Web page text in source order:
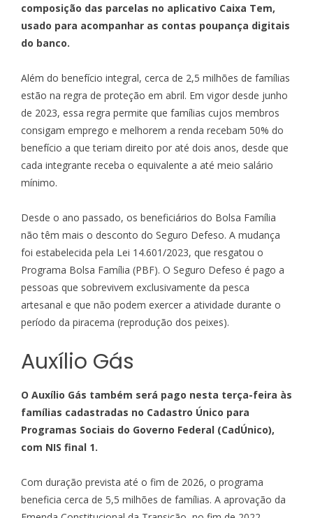
composição das parcelas no aplicativo Caixa Tem,
usado para acompanhar as contas poupança digitais
do banco.
Além do benefício integral, cerca de 2,5 milhões de famílias
estão na regra de proteção em abril. Em vigor desde junho
de 2023, essa regra permite que famílias cujos membros
consigam emprego e melhorem a renda recebam 50% do
benefício a que teriam direito por até dois anos, desde que
cada integrante receba o equivalente a até meio salário
mínimo.
Desde o ano passado, os beneficiários do Bolsa Família
não têm mais o desconto do Seguro Defeso. A mudança
foi estabelecida pela Lei 14.601/2023, que resgatou o
Programa Bolsa Família (PBF). O Seguro Defeso é pago a
pessoas que sobrevivem exclusivamente da pesca
artesanal e que não podem exercer a atividade durante o
período da piracema (reprodução dos peixes).
Auxílio Gás
O Auxílio Gás também será pago nesta terça-feira às
famílias cadastradas no Cadastro Único para
Programas Sociais do Governo Federal (CadÚnico),
com NIS final 1.
Com duração prevista até o fim de 2026, o programa
beneficia cerca de 5,5 milhões de famílias. A aprovação da